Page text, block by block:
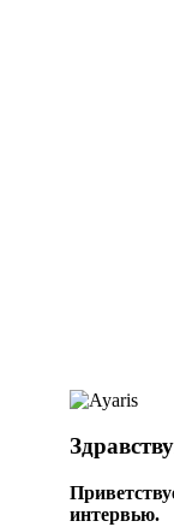
интервью.